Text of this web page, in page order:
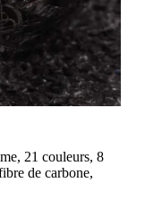
21 couleurs, 8
de carbone,